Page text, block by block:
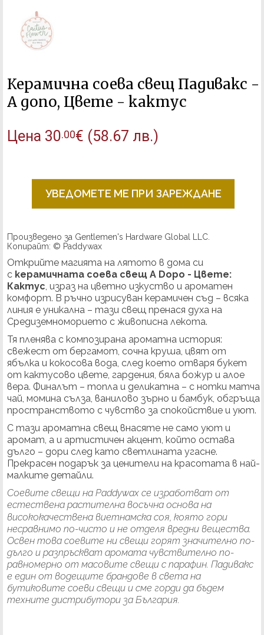
Керамична соева свещ Падивакс -
А допо, Цвете - кактус
Цена 30.00€ (58.67 лв.)
УВЕДОМЕТЕ МЕ ПРИ ЗАРЕЖДАНЕ
Произведено за Gentlemen's Hardware Global LLC.
Копирайт: © Paddywax
Открийте магията на лятото в домa си
с керамичната соева свещ A Dopo - Цвете:
Кактус, израз на цветно изкуство и ароматен
комфорт. В ръчно изрисуван керамичен съд – всяка
линия е уникална – тази свещ пренася духа на
Средиземноморието с живописна лекота.
Тя пленява с композирана ароматна история:
свежест от бергамот, сочна круша, цвят от
ябълка и кокосова вода, след което отваря букет
от кактусово цвете, гардения, бяла божур и алое
вера. Финалът – топла и деликатна – с нотки матча
чай, момина сълза, ванилово зърно и бамбук, обгръща
пространството с чувство за спокойствие и уют.
С тази ароматна свещ внасяте не само уют и
аромат, а и артистичен акцент, който остава
дълго – дори след като светлината угасне.
Прекрасен подарък за ценители на красотата в най-
малките детайли.
Соевите свещи на Paddywax се изработват от
естествена растителна восъчна основа на
висококачествена виетнамска соя, която гори
несравнимо по-чисто и не отделя вредни вещества.
Освен това соевите ни свещи горят значително по-
дълго и разпръскват аромата чувствително по-
равномерно от масовите свещи с парафин. Падивакс
е един от водещите брандове в света на
бутиковите соеви свещи и сме горди да бъдем
техните дистрибутори за България.